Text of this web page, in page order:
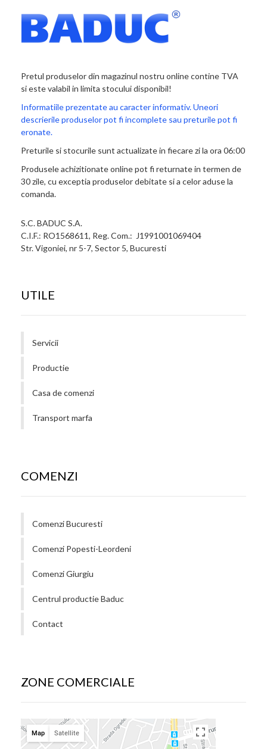
Pretul produselor din magazinul nostru online contine TVA
si este valabil in limita stocului disponibil!
Informatiile prezentate au caracter informativ. Uneori
descrierile produselor pot fi incomplete sau preturile pot fi
eronate.
Preturile si stocurile sunt actualizate in fiecare zi la ora 06:00
Produsele achizitionate online pot fi returnate in termen de
30 zile, cu exceptia produselor debitate si a celor aduse la
comanda.
S.C. BADUC S.A.
C.I.F.: RO1568611, Reg. Com.: J1991001069404
Str. Vigoniei, nr 5-7, Sector 5, Bucuresti
UTILE
Servicii
Productie
Casa de comenzi
Transport marfa
COMENZI
Comenzi Bucuresti
Comenzi Popesti-Leordeni
Comenzi Giurgiu
Centrul productie Baduc
Contact
ZONE COMERCIALE